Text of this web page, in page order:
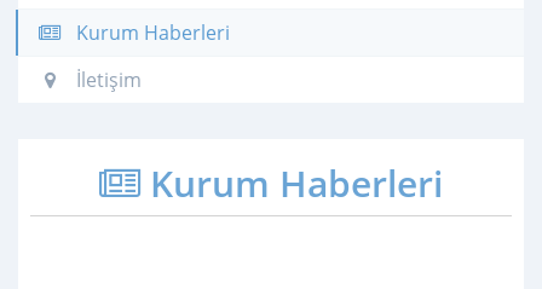
Kurum Haberleri
İletişim
Kurum Haberleri